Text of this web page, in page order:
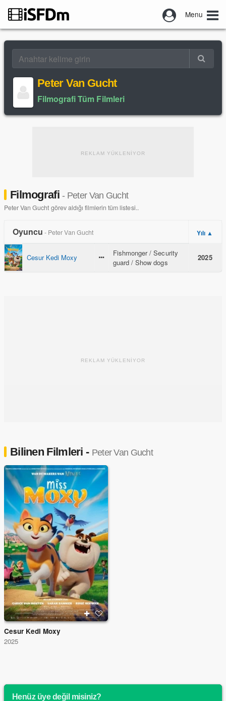
Menu
Peter Van Gucht
Filmografi Tüm Filmleri
REKLAM YÜKLENİYOR
Filmografi- Peter Van Gucht
Peter Van Gucht görev aldığı filmlerin tüm listesi..
Oyuncu - Peter Van Gucht Yılı ▲
Cesur Kedi Moxy
Fishmonger / Security
guard / Show dogs
2025
REKLAM YÜKLENİYOR
Bilinen Filmleri - Peter Van Gucht
Cesur Kedi Moxy
2025
Henüz üye değil misiniz?